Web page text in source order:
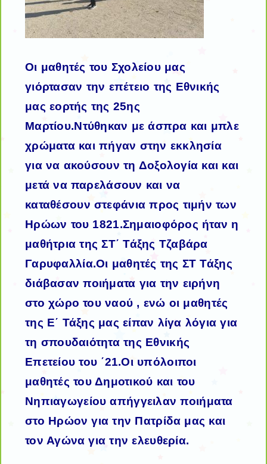
Οι μαθητές του Σχολείου μας
γιόρτασαν την επέτειο της Εθνικής
μας εορτής της 25ης
Μαρτίου.Ντύθηκαν με άσπρα και μπλε
χρώματα και πήγαν στην εκκλησία
για να ακούσουν τη Δοξολογία και και
μετά να παρελάσουν και να
καταθέσουν στεφάνια προς τιμήν των
Ηρώων του 1821.Σημαιοφόρος ήταν η
μαθήτρια της ΣΤ΄ Τάξης Τζαβάρα
Γαρυφαλλία.Οι μαθητές της ΣΤ Τάξης
διάβασαν ποιήματα για την ειρήνη
στο χώρο του ναού , ενώ οι μαθητές
της Ε΄ Τάξης μας είπαν λίγα λόγια για
τη σπουδαιότητα της Εθνικής
Επετείου του ΄21.Οι υπόλοιποι
μαθητές του Δημοτικού και του
Νηπιαγωγείου απήγγειλαν ποιήματα
στο Ηρώον για την Πατρίδα μας και
τον Αγώνα για την ελευθερία.